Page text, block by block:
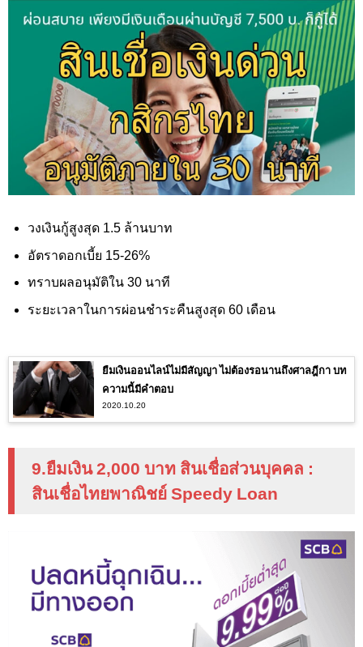
วงเงินกู้สูงสุด 1.5 ล้านบาท
อัตราดอกเบี้ย 15-26%
ทราบผลอนุมัติใน 30 นาที
ระยะเวลาในการผ่อนชำระคืนสูงสุด 60 เดือน
ยืมเงินออนไลน์ไม่มีสัญญา ไม่ต้องรอนานถึงศาลฎีกา บท
ความนี้มีคำตอบ
2020.10.20
9.ยืมเงิน 2,000 บาท สินเชื่อส่วนบุคคล :
สินเชื่อไทยพาณิชย์ Speedy Loan